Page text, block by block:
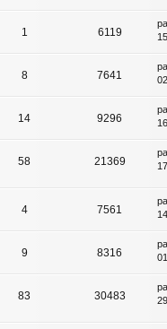
1 6119
8 7641
14 9296
58 21369
4 7561
9 8316
83 30483